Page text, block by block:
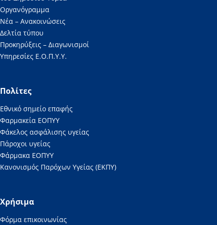
Οργανόγραμμα
Νέα – Ανακοινώσεις
Δελτία τύπου
Προκηρύξεις – Διαγωνισμοί
Υπηρεσίες Ε.Ο.Π.Υ.Υ.
Πολίτες
Εθνικό σημείο επαφής
Φαρμακεία ΕΟΠΥΥ
Φάκελος ασφάλισης υγείας
Πάροχοι υγείας
Φάρμακα ΕΟΠΥΥ
Κανονισμός Παρόχων Υγείας (ΕΚΠΥ)
Χρήσιμα
Φόρμα επικοινωνίας